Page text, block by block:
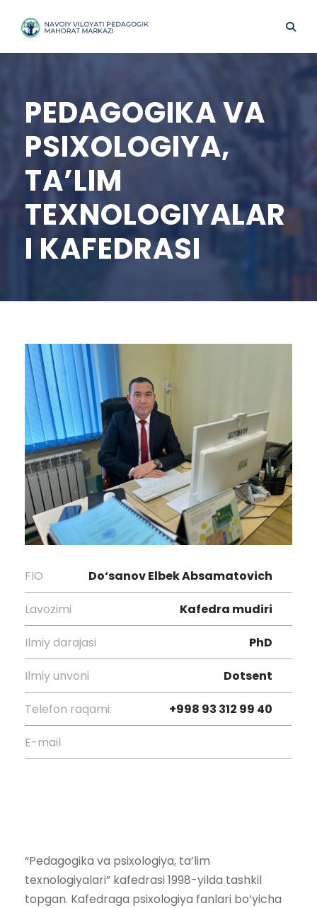
PEDAGOGIKA VA
PSIXOLOGIYA,
TA’LIM
TEXNOLOGIYALAR
I KAFEDRASI
FIO Do‘sanov Elbek Absamatovich
Lavozimi Kafedra mudiri
Ilmiy darajasi PhD
Ilmiy unvoni Dotsent
Telefon raqami: +998 93 312 99 40
E-mail
“Pedagogika va psixologiya, ta’lim
texnologiyalari” kafedrasi 1998-yilda tashkil
topgan. Kafedraga psixologiya fanlari bo‘yicha